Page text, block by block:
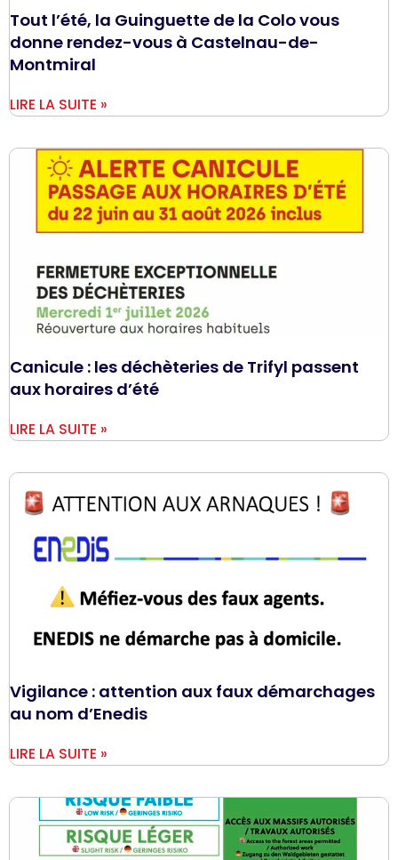
Tout l’été, la Guinguette de la Colo vous
donne rendez-vous à Castelnau-de-
Montmiral
LIRE LA SUITE »
Canicule : les déchèteries de Trifyl passent
aux horaires d’été
LIRE LA SUITE »
Vigilance : attention aux faux démarchages
au nom d’Enedis
LIRE LA SUITE »